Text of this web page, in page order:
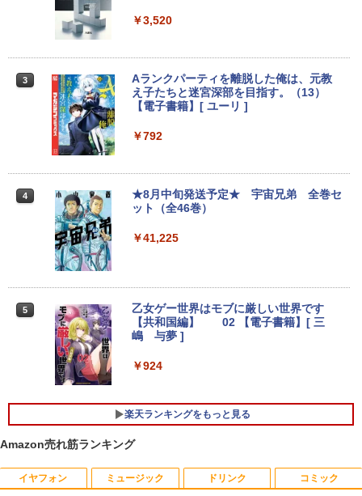
ノートパソコン windows11 office付き
SD256GB 整備済み品 pc win11 os 中古
パソコン すぐ使える オフィス付きPC 送
料無料
3
ノートパソコン Surface Pro 5 高性能第
7世代Core i5-7300U WEBカメラ内蔵 Wi
ndows 11 Pro MS 0ffice 2024選択可 1
2.3型 2K液晶(2560x1440) Wi-Fi Mini-D
P Bluetooth SurfaceConnect USB3.0
4
MS Office 2024 H&B 搭載｜中古ノート
パソコン Windows11 Office付｜Dynab
ook B55M Core i5 第8世代 8265U メモ
リ 8GB SSD 256GB 15.6型 WEBカメラ
テンキー HDMI 無線 Wi-Fi 整備済み 新品
ゼント
5 MS Office 2024 H&B 搭載｜14型 WEB
古デスクトップパソコン 第8世代 Core i5
ion P330 初期設定済 すぐ使える 90日保
証 送料無料
￥12,980
ャンス】GMKtec ミニpc G3S【Intel N9
5 DDR4 8GB 256GB/512GB SSD】 4コ
ア 4スレッド mini pc Windows11 Pro
最大3.4GHz WIFI5 BT5.0 小型 M.2 2242
ミニパソコン 2画面 超静音 超軽量 高性
能 みにpc nucbox 省エネ 小型 コンパク
￥51,505
【中古】HP Pro Mini 400 G9 Core i5-12
500T メモリ16GB SSD256GB Windows
11Pro 省スペース 小型 デスクトップPC
￥49,500
デスクトップPC FMV Desktop Fシリー
ズ F55-K1 23.8型/ Core i5-1235U/ メモ
ル 1280x1024 スクエア HDMI USBハブ
￥8,800
00-8/11 01:59】Xiaomi Monitor A24i 20
万色 300nits ΔE＜1 低ブルーライト 大
画面 TÜV認証 目にやさしい 調整可能な
スタンド VESA
￥12,580
MAXZEN ゲーミングモニター 23.8イン
チ 180Hz FHD (1920×1080) HDMI2.1 D
P1.4 sRGB128％ IPS Adaptive-Sync ブ
ルーライトカット 非光沢 フリッカーフリ
ー ホワイト MGM24CH01-F180 マクス
ゼン
5
【2K 光沢パネル 超軽量470g】モバイル
スペクト 100%sRGB 400cd/m? 光沢IPS
パネル 色鮮やか 470g 超軽量 Type-C対
￥3,520
3
Aランクパーティを離脱した俺は、元教
え子たちと迷宮深部を目指す。（13）
【電子書籍】[ ユーリ ]
￥792
4
★8月中旬発送予定★ 宇宙兄弟 全巻セ
ット（全46巻）
￥41,225
5
乙女ゲー世界はモブに厳しい世界です
【共和国編】 02 【電子書籍】[ 三
嶋 与夢 ]
￥924
楽天ランキングをもっと見る
Amazon売れ筋ランキング
イヤフォン ミュージック ドリンク コミック